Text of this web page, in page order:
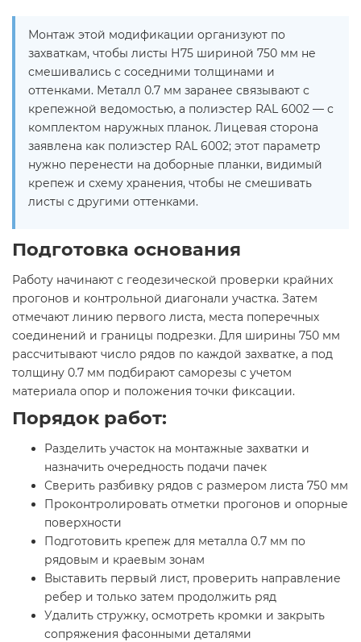
Монтаж этой модификации организуют по
захваткам, чтобы листы Н75 шириной 750 мм не
смешивались с соседними толщинами и
оттенками. Металл 0.7 мм заранее связывают с
крепежной ведомостью, а полиэстер RAL 6002 — с
комплектом наружных планок. Лицевая сторона
заявлена как полиэстер RAL 6002; этот параметр
нужно перенести на доборные планки, видимый
крепеж и схему хранения, чтобы не смешивать
листы с другими оттенками.
Подготовка основания
Работу начинают с геодезической проверки крайних
прогонов и контрольной диагонали участка. Затем
отмечают линию первого листа, места поперечных
соединений и границы подрезки. Для ширины 750 мм
рассчитывают число рядов по каждой захватке, а под
толщину 0.7 мм подбирают саморезы с учетом
материала опор и положения точки фиксации.
Порядок работ:
Разделить участок на монтажные захватки и
назначить очередность подачи пачек
Сверить разбивку рядов с размером листа 750 мм
Проконтролировать отметки прогонов и опорные
поверхности
Подготовить крепеж для металла 0.7 мм по
рядовым и краевым зонам
Выставить первый лист, проверить направление
ребер и только затем продолжить ряд
Удалить стружку, осмотреть кромки и закрыть
сопряжения фасонными деталями